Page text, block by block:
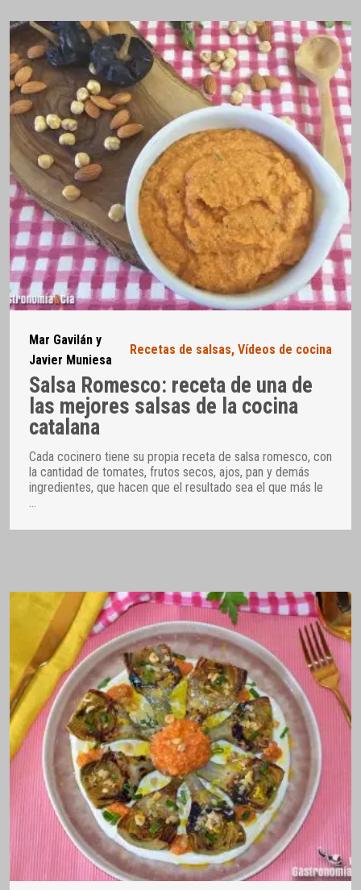
Mar Gavilán y
Javier Muniesa
Recetas de salsas, Vídeos de cocina
Salsa Romesco: receta de una de
las mejores salsas de la cocina
catalana
Cada cocinero tiene su propia receta de salsa romesco, con
la cantidad de tomates, frutos secos, ajos, pan y demás
ingredientes, que hacen que el resultado sea el que más le
…